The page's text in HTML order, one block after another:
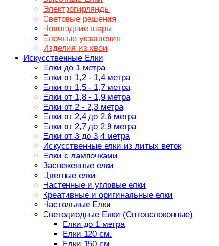
Электрогирлянды
Световые решения
Новогодние шары
Ёлочные украшения
Изделия из хвои
Искусственные Елки
Елки до 1 метра
Елки от 1,2 - 1,4 метра
Елки от 1,5 - 1,7 метра
Елки от 1,8 - 1,9 метра
Елки от 2 - 2,3 метра
Елки от 2,4 до 2,6 метра
Елки от 2,7 до 2,9 метра
Елки от 3 до 3,4 метра
Искусственные елки из литых веток
Елки с лампочками
Заснеженные елки
Цветные елки
Настенные и угловые елки
Креативные и оригинальные елки
Настольные Елки
Светодиодные Елки (Оптоволоконные)
Елки до 1 метра
Елки 120 см.
Елки 150 см.